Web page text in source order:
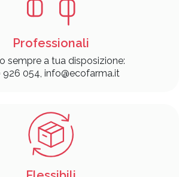
Professionali
sempre a tua disposizione:
054, info@ecofarma.it